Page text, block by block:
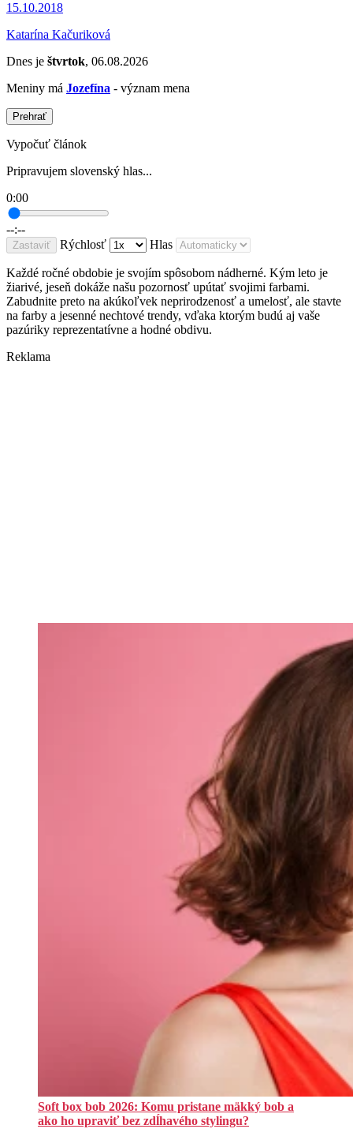
15.10.2018
Katarína Kačuriková
Dnes je štvrtok, 06.08.2026
Meniny má Jozefína - význam mena
Prehrať
Vypočuť článok
Pripravujem slovenský hlas...
0:00
--:--
Zastaviť Rýchlosť Hlas
Každé ročné obdobie je svojím spôsobom nádherné. Kým leto je
žiarivé, jeseň dokáže našu pozornosť upútať svojimi farbami.
Zabudnite preto na akúkoľvek neprirodzenosť a umelosť, ale stavte
na farby a jesenné nechtové trendy, vďaka ktorým budú aj vaše
pazúriky reprezentatívne a hodné obdivu.
Reklama
Soft box bob 2026: Komu pristane mäkký bob a
ako ho upraviť bez zdĺhavého stylingu?